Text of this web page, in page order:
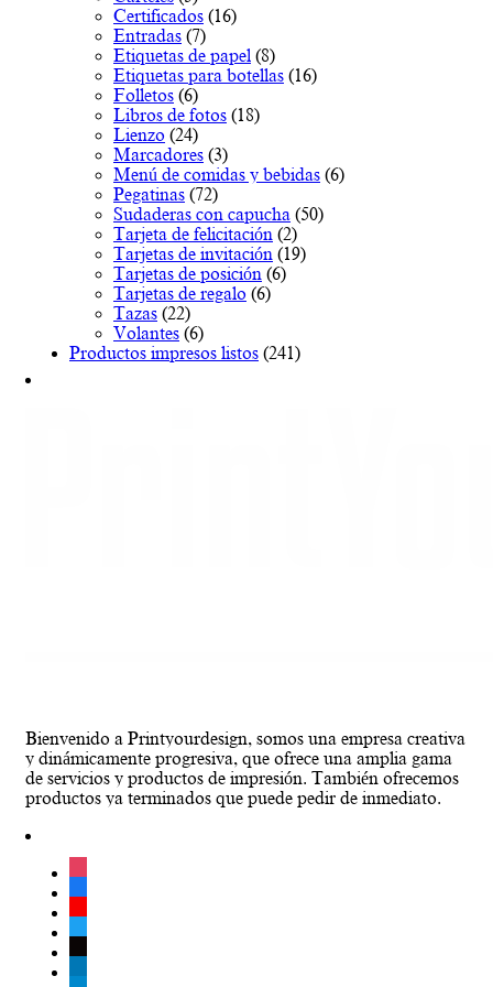
la
de
producto
Certificados (16)
Entradas (7)
Etiquetas de papel (8)
Etiquetas para botellas (16)
Folletos (6)
Libros de fotos (18)
Lienzo (24)
Marcadores (3)
Menú de comidas y bebidas (6)
Pegatinas (72)
Sudaderas con capucha (50)
Tarjeta de felicitación (2)
Tarjetas de invitación (19)
Tarjetas de posición (6)
Tarjetas de regalo (6)
Tazas (22)
Volantes (6)
Productos impresos listos (241)
Bienvenido a Printyourdesign, somos una empresa creativa
y dinámicamente progresiva, que ofrece una amplia gama
de servicios y productos de impresión. También ofrecemos
productos ya terminados que puede pedir de inmediato.
instagram
facebook
youtube
twitter
tiktok